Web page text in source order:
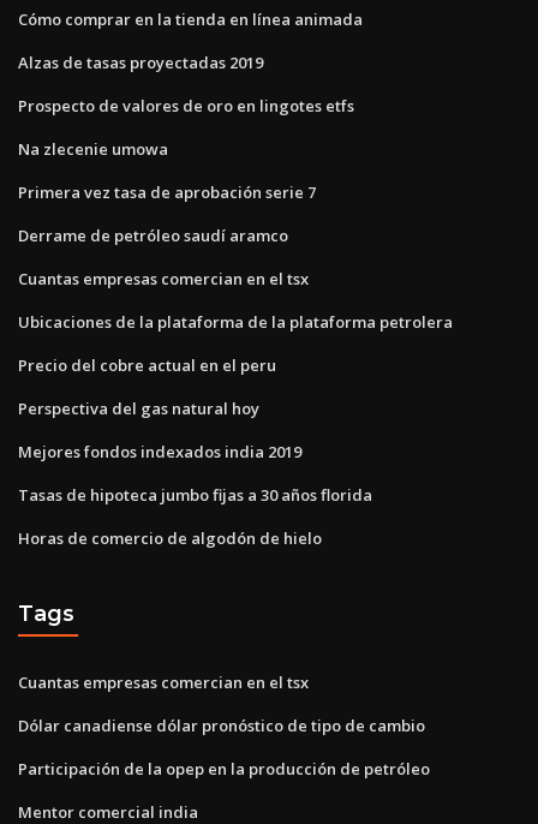
Cómo comprar en la tienda en línea animada
Alzas de tasas proyectadas 2019
Prospecto de valores de oro en lingotes etfs
Na zlecenie umowa
Primera vez tasa de aprobación serie 7
Derrame de petróleo saudí aramco
Cuantas empresas comercian en el tsx
Ubicaciones de la plataforma de la plataforma petrolera
Precio del cobre actual en el peru
Perspectiva del gas natural hoy
Mejores fondos indexados india 2019
Tasas de hipoteca jumbo fijas a 30 años florida
Horas de comercio de algodón de hielo
Tags
Cuantas empresas comercian en el tsx
Dólar canadiense dólar pronóstico de tipo de cambio
Participación de la opep en la producción de petróleo
Mentor comercial india